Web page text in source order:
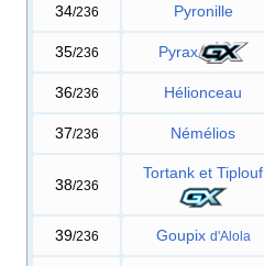
34/236 Pyronille
35/236 Pyrax
36/236 Hélionceau
37/236 Némélios
38/236
Tortank et Tiplouf
39/236 Goupix d'Alola